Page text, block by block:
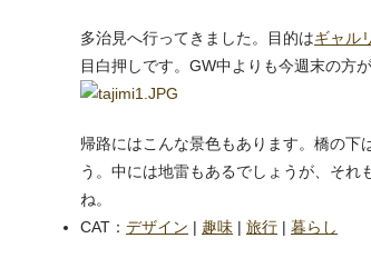
多治見へ行ってきました。目的はギャル
目白押しです。GW中よりも今週末の方
帰路にはこんな景色もあります。橋の下
う。中には地雷もあるでしょうが、そ
ね。
CAT： デザイン | 趣味 | 旅行 | 暮らし